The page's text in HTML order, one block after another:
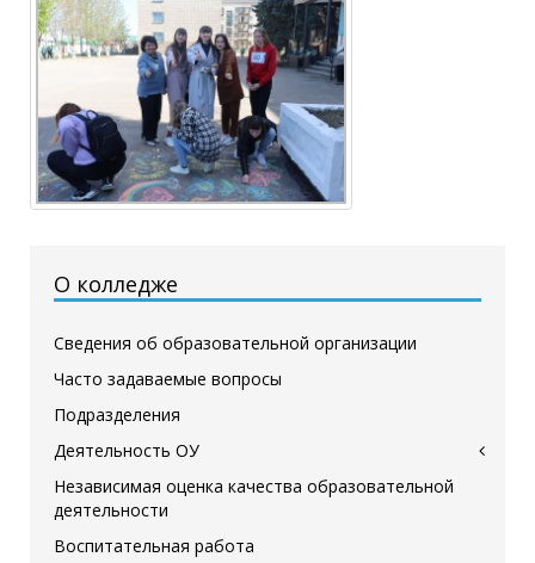
О колледже
Сведения об образовательной организации
Часто задаваемые вопросы
Подразделения
Деятельность ОУ
Независимая оценка качества образовательной
деятельности
Воспитательная работа